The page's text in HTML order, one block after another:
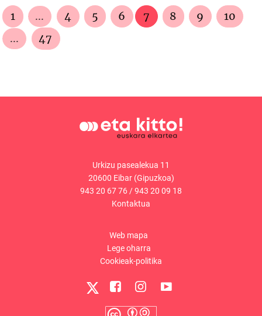
1 ... 4 5 6 7 8 9
10
...
47
Urkizu pasealekua 11
20600 Eibar (Gipuzkoa)
943 20 67 76/943 20 09 18
Kontaktua
Web mapa
Lege oharra
Cookieak-politika